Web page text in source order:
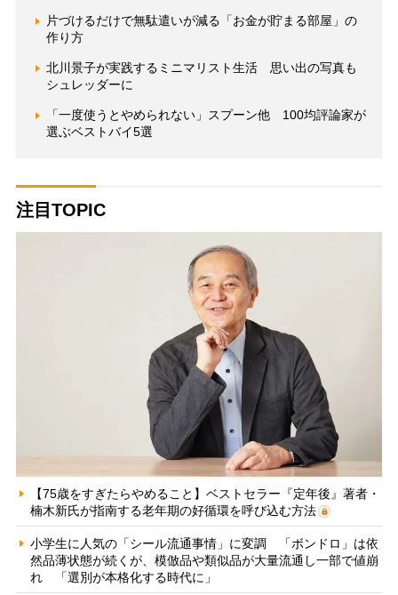
片づけるだけで無駄遣いが減る「お金が貯まる部屋」の
作り方
北川景子が実践するミニマリスト生活 思い出の写真も
シュレッダーに
「一度使うとやめられない」スプーン他 100均評論家が
選ぶベストバイ5選
注目TOPIC
【75歳をすぎたらやめること】ベストセラー『定年後』著者・
楠木新氏が指南する老年期の好循環を呼び込む方法
小学生に人気の「シール流通事情」に変調 「ボンドロ」は依
然品薄状態が続くが、模倣品や類似品が大量流通し一部で値崩
れ 「選別が本格化する時代に」